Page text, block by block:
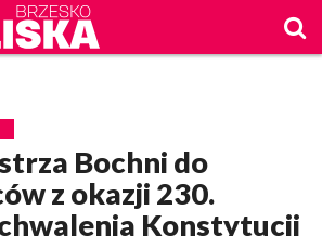
Bochni do
z okazji 230.
Konstytucji